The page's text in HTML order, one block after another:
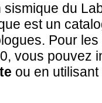
sismique du
est un
Pour
vous pouvez
ou en